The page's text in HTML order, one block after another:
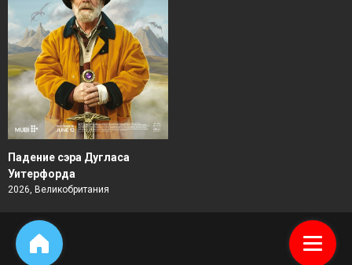
Падение сэра Дугласа
Уитерфорда
2026, Великобритания